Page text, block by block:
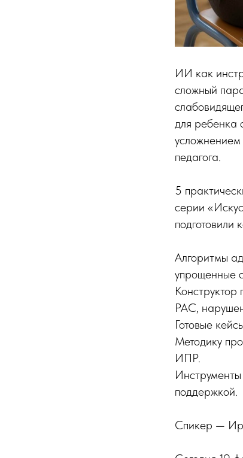
ИИ как
сложный
для ребенка
усложнением
педагога.
5
серии
подготовили
Алгоритмы
упрощенные
РАС,
Готовые
Методику
ИПР.
поддержкой.
Спикер —